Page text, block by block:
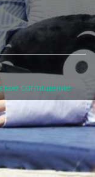
соглашение